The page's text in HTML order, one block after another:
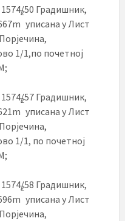
1574/50 Градишник,
2
уписана у Лист
1/1,по почетној
1574/57 Градишник,
2
уписана у Лист
1/1, по почетној
1574/58 Градишник,
2
уписана у Лист